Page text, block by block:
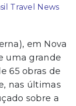
Travel News
em Nova
uma grande
65 obras de
nas últimas
sobre a